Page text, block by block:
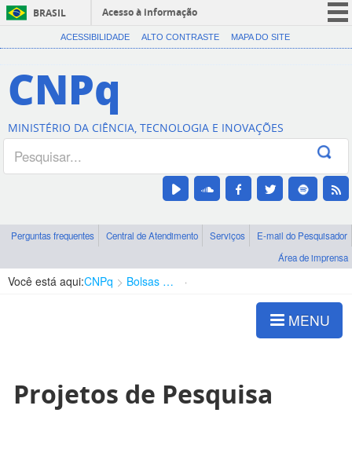
BRASIL
Acesso à informação
CORONAVÍRUS (COVID-19)
Canais
ACESSIBILIDADE ALTO CONTRASTE MAPA DO SITE
CNPq
MINISTÉRIO DA CIÊNCIA, TECNOLOGIA E INOVAÇÕES
Perguntas frequentes Central de Atendimento Serviços
E-mail do Pesquisador
Área de imprensa
Você está aqui:CNPq Bolsas e Auxílios Vigentes
MENU
Projetos de Pesquisa